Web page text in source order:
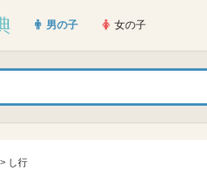
男の子 女の子
> し行